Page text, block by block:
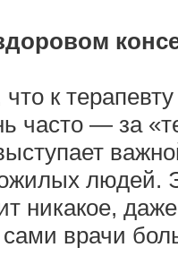
к
часто — за
людей.
никакое,
врачи